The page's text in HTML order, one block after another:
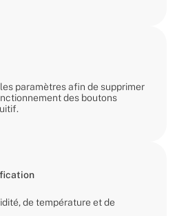
paramètres afin de supprimer
des boutons
de température et de